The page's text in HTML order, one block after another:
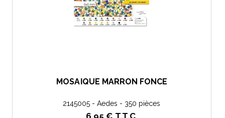
MOSAÏQUE MARRON FONCÉ
2145005 - Aedes - 350 pièces
6.95 € T.T.C.